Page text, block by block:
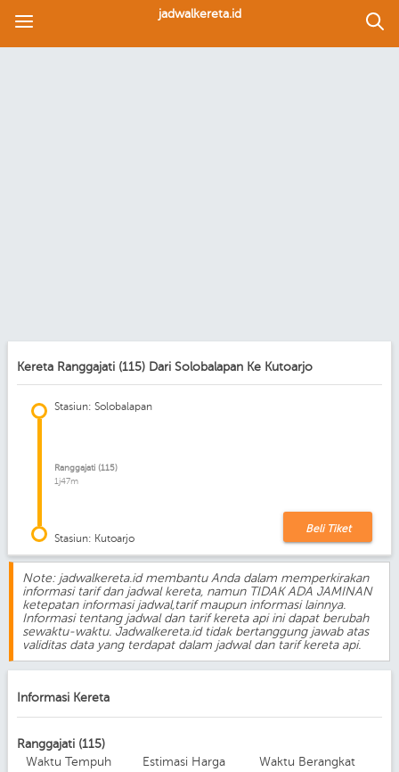
jadwalkereta.id
Kereta Ranggajati (115) Dari Solobalapan Ke Kutoarjo
Stasiun: Solobalapan
Ranggajati (115)
1j47m
Stasiun: Kutoarjo
Beli Tiket
Note: jadwalkereta.id membantu Anda dalam memperkirakan
informasi tarif dan jadwal kereta, namun TIDAK ADA JAMINAN
ketepatan informasi jadwal,tarif maupun informasi lainnya.
Informasi tentang jadwal dan tarif kereta api ini dapat berubah
sewaktu-waktu. Jadwalkereta.id tidak bertanggung jawab atas
validitas data yang terdapat dalam jadwal dan tarif kereta api.
Informasi Kereta
Ranggajati (115)
Waktu Tempuh
Estimasi Harga
Waktu Berangkat